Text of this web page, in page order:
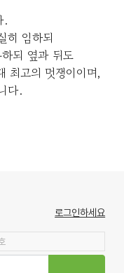
.
히 임하되
되 옆과 뒤도
최고의 멋쟁이이며,
다.
로그인하세요